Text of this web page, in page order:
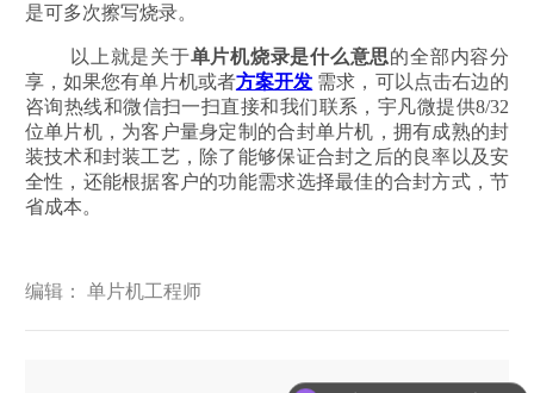
是可多次擦写烧录。
以上就是关于单片机烧录是什么意思的全部内容分
享，如果您有单片机或者方案开发 需求，可以点击右边的
咨询热线和微信扫一扫直接和我们联系，宇凡微提供8/32
位单片机，为客户量身定制的合封单片机，拥有成熟的封
装技术和封装工艺，除了能够保证合封之后的良率以及安
全性，还能根据客户的功能需求选择最佳的合封方式，节
省成本。
编辑： 单片机工程师